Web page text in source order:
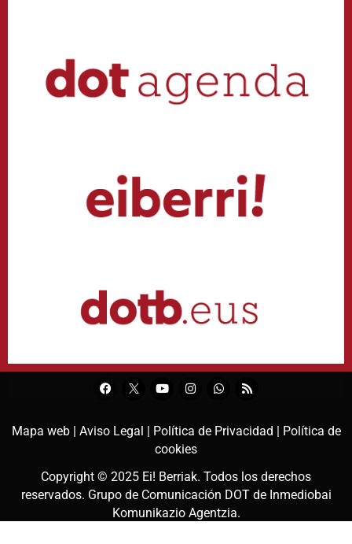
Mapa web | Aviso Legal | Política de Privacidad | Política de
cookies
Copyright © 2025 Ei! Berriak. Todos los derechos
reservados. Grupo de Comunicación DOT de Inmediobai
Komunikazio Agentzia.